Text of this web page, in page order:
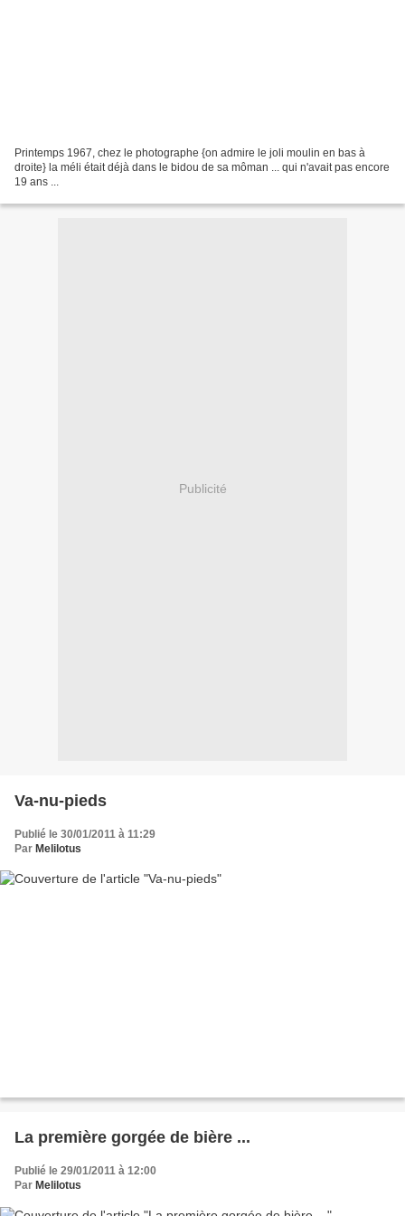
Printemps 1967, chez le photographe {on admire le joli moulin en bas à
droite} la méli était déjà dans le bidou de sa môman ... qui n'avait pas encore
19 ans ...
Publicité
Va-nu-pieds
Publié le 30/01/2011 à 11:29
Par Melilotus
La première gorgée de bière ...
Publié le 29/01/2011 à 12:00
Par Melilotus